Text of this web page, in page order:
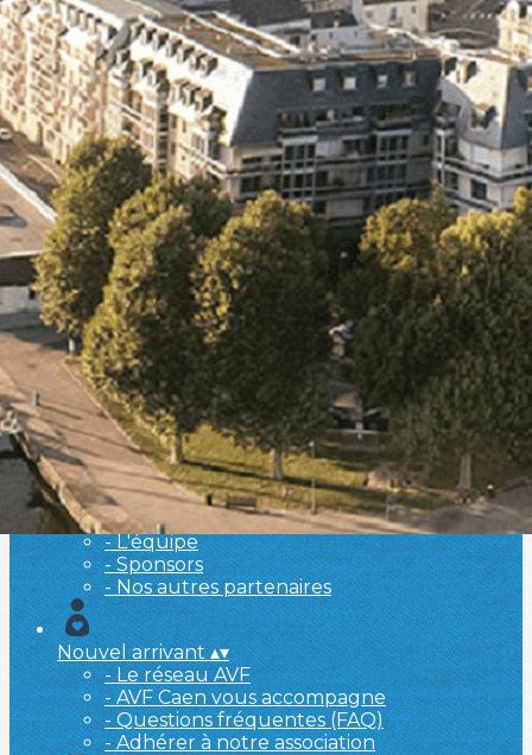
Exporter les lignes sélectionnées
Exporter toutes les colonnes
Exporter uniquement les colonnes affichées
Menu
<
>
- 🎁 Caen on aime, on partage
- 🎉 Les événements AVF
- Activités et Loisirs
Ajoutez un logo, un bouton, des réseaux sociaux
Cliquez pour éditer
L'association▴▾
- L'association
- Brochure
- L'équipe
- Sponsors
- Nos autres partenaires
Nouvel arrivant▴▾
- Le réseau AVF
- AVF Caen vous accompagne
- Questions fréquentes (FAQ)
- Adhérer à notre association